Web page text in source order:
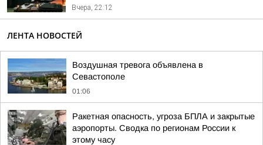
Вчера, 22:12
ЛЕНТА НОВОСТЕЙ
Воздушная тревога объявлена в
Севастополе
01:06
Ракетная опасность, угроза БПЛА и закрытые
аэропорты. Сводка по регионам России к
этому часу